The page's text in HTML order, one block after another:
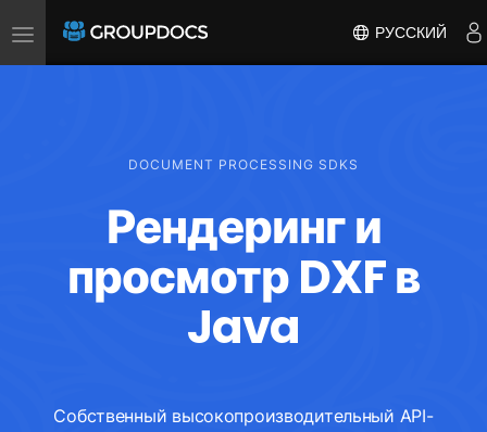
Toggle
navigation
РУССКИЙ
DOCUMENT PROCESSING SDKS
Рендеринг и
просмотр DXF в
Java
Собственный высокопроизводительный API-